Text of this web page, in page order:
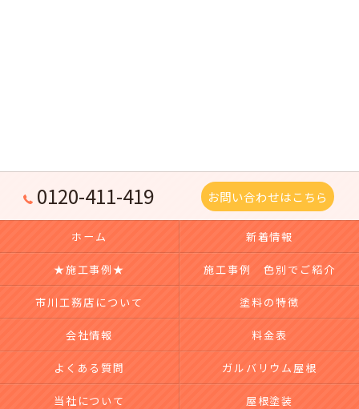
0120-411-419 お問い合わせはこちら
ホーム 新着情報
★施工事例★ 施工事例 色別でご紹介
市川工務店について 塗料の特徴
会社情報 料金表
よくある質問 ガルバリウム屋根
当社について 屋根塗装